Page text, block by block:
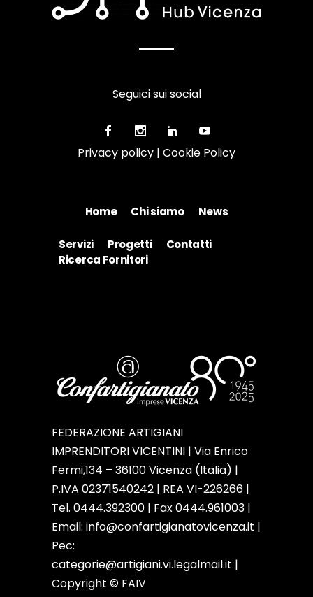
Home Chi siamo News
Seguici sui social
Privacy policy | Cookie Policy
Servizi Progetti
Contatti
Ricerca Fornitori
FEDERAZIONE ARTIGIANI
IMPRENDITORI VICENTINI | Via Enrico
Fermi,134 – 36100 Vicenza (Italia) |
P.IVA 02371540242 | REA VI-226266 |
Tel. 0444.392300 | Fax 0444.961003 |
Email: info@confartigianatovicenza.it |
Pec:
categorie@artigiani.vi.legalmail.it |
Copyright © FAIV